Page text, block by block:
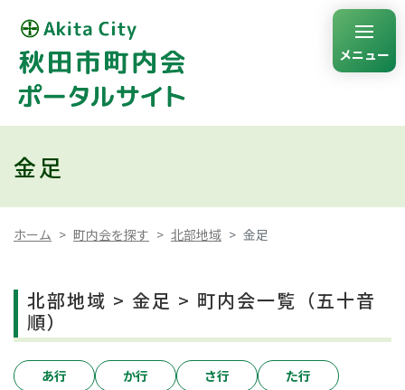
メニュー
金足
ホーム 町内会を探す 北部地域 金足
北部地域 > 金足 > 町内会一覧（五十音
順）
あ行 か行 さ行
た行